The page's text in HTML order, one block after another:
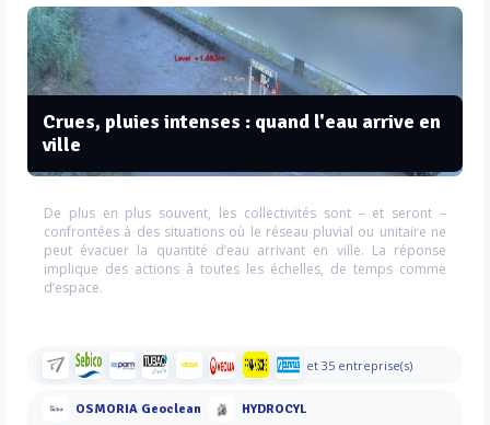
Crues, pluies intenses : quand l'eau arrive en
ville
De plus en plus souvent, les collectivités sont – et seront –
confrontées à des situations où le réseau pluvial ou unitaire ne
peut évacuer la quantité d’eau arrivant en ville. La réponse
implique des actions à toutes les échelles, de temps comme
d’espace.
et 35 entreprise(s)
OSMORIA Geoclean HYDROCYL